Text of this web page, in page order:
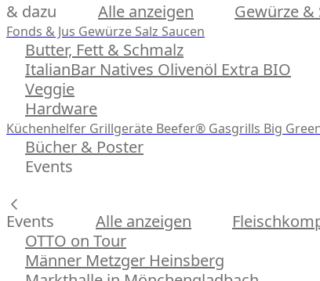
& dazu Alle anzeigen Gewürze &
Fonds & Jus Gewürze Salz Saucen
Butter, Fett & Schmalz
ItalianBar Natives Olivenöl Extra BIO
Veggie
Hardware
Küchenhelfer Grillgeräte Beefer® Gasgrills Big
Bücher & Poster
Events
Events Alle anzeigen
OTTO on Tour
Männer Metzger Heinsberg